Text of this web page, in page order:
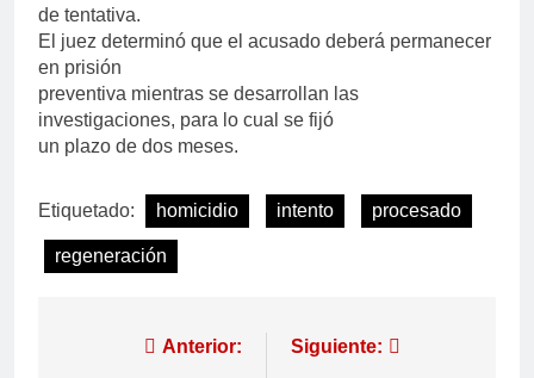
de tentativa.
El juez determinó que el acusado deberá permanecer
en prisión
preventiva mientras se desarrollan las
investigaciones, para lo cual se fijó
un plazo de dos meses.
Etiquetado: homicidio intento procesado
regeneración
Anterior: Siguiente: